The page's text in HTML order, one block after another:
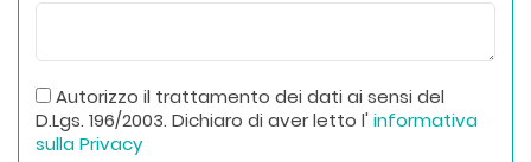
Autorizzo il trattamento dei dati ai sensi del
D.Lgs. 196/2003. Dichiaro di aver letto l' informativa
sulla Privacy